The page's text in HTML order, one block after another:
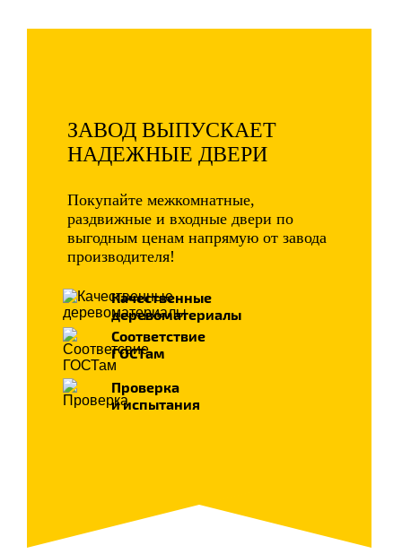
ЗАВОД ВЫПУСКАЕТ
НАДЕЖНЫЕ ДВЕРИ
Покупайте межкомнатные,
раздвижные и входные двери по
выгодным ценам напрямую от завода
производителя!
Качественные
деревоматериалы
Соответствие
ГОСТам
Проверка
и испытания